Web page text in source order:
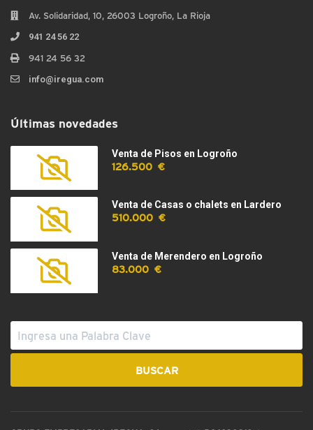
Av. Solidaridad, 10, 26003 Logroño, La Rioja
941 24 56 22
941 24 56 32
info@iregua.com
Últimas novedades
Venta de Pisos en Logroño
126.500 €
Venta de Casas o chalets en Lardero
510.000 €
Venta de Merendero en Logroño
83.000 €